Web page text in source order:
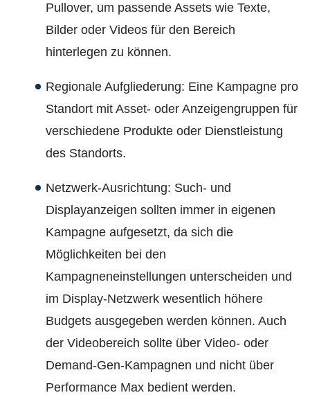
Pullover, um passende Assets wie Texte,
Bilder oder Videos für den Bereich
hinterlegen zu können.
Regionale Aufgliederung: Eine Kampagne pro
Standort mit Asset- oder Anzeigengruppen für
verschiedene Produkte oder Dienstleistung
des Standorts.
Netzwerk-Ausrichtung: Such- und
Displayanzeigen sollten immer in eigenen
Kampagne aufgesetzt, da sich die
Möglichkeiten bei den
Kampagneneinstellungen unterscheiden und
im Display-Netzwerk wesentlich höhere
Budgets ausgegeben werden können. Auch
der Videobereich sollte über Video- oder
Demand-Gen-Kampagnen und nicht über
Performance Max bedient werden.